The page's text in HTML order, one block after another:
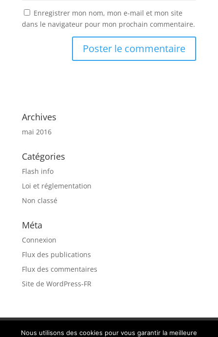
Enregistrer mon nom, mon e-mail et mon site
dans le navigateur pour mon prochain commentaire.
Archives
mai 2016
Catégories
Flash info
Loi et réglementation
Non classé
Méta
Connexion
Flux des publications
Flux des commentaires
Site de WordPress-FR
Recrutement MENTIONS LÉGALES
Nous utilisons des cookies pour vous garantir la meilleure